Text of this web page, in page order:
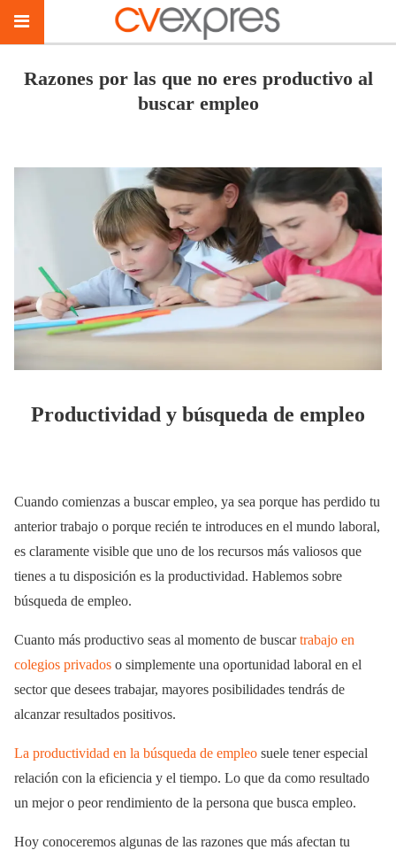
Razones por las que no eres productivo al
buscar empleo
Productividad y búsqueda de empleo
Cuando comienzas a buscar empleo, ya sea porque has perdido tu
anterior trabajo o porque recién te introduces en el mundo laboral,
es claramente visible que uno de los recursos más valiosos que
tienes a tu disposición es la productividad. Hablemos sobre
búsqueda de empleo.
Cuanto más productivo seas al momento de buscartrabajo en
colegios privados o simplemente una oportunidad laboral en el
sector que desees trabajar, mayores posibilidades tendrás de
alcanzar resultados positivos.
La productividad en la búsqueda de empleo suele tener especial
relación con la eficiencia y el tiempo. Lo que da como resultado
un mejor o peor rendimiento de la persona que busca empleo.
Hoy conoceremos algunas de las razones que más afectan tu